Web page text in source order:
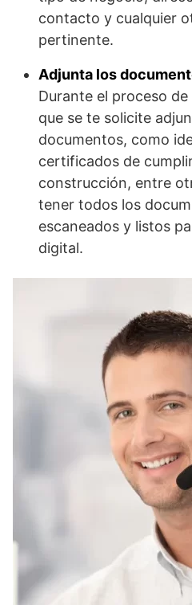
contacto y cualquier
pertinente.
Adjunta los
Durante el proceso
que se te solicite
documentos, como
certificados de
construcción, entre
tener todos los
escaneados y listos
digital.